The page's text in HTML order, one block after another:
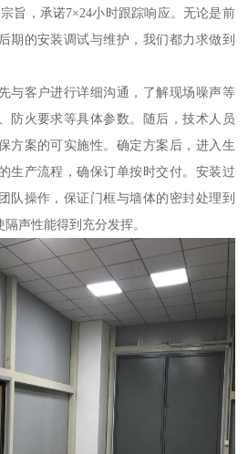
旨，承诺7×24小时跟踪响应。无论是前
期的安装调试与维护，我们都力求做到
与客户进行详细沟通，了解现场噪声等
防火要求等具体参数。随后，技术人员
方案的可实施性。确定方案后，进入生
生产流程，确保订单按时交付。安装过
队操作，保证门框与墙体的密封处理到
声性能得到充分发挥。